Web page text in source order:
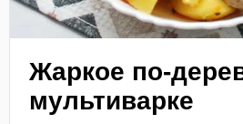
Жаркое по-
мультиварке